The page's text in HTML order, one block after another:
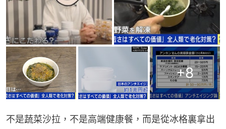
+8
不是蔬菜沙拉，不是高端健康餐，而是從冰格裏拿出